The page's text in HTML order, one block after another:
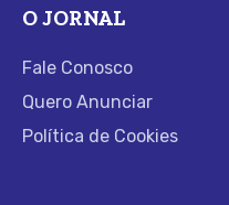
O JORNAL
Fale Conosco
Quero Anunciar
Política de Cookies